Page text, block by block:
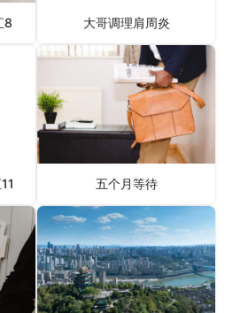
8 大哥调理肩周炎
五个月等待